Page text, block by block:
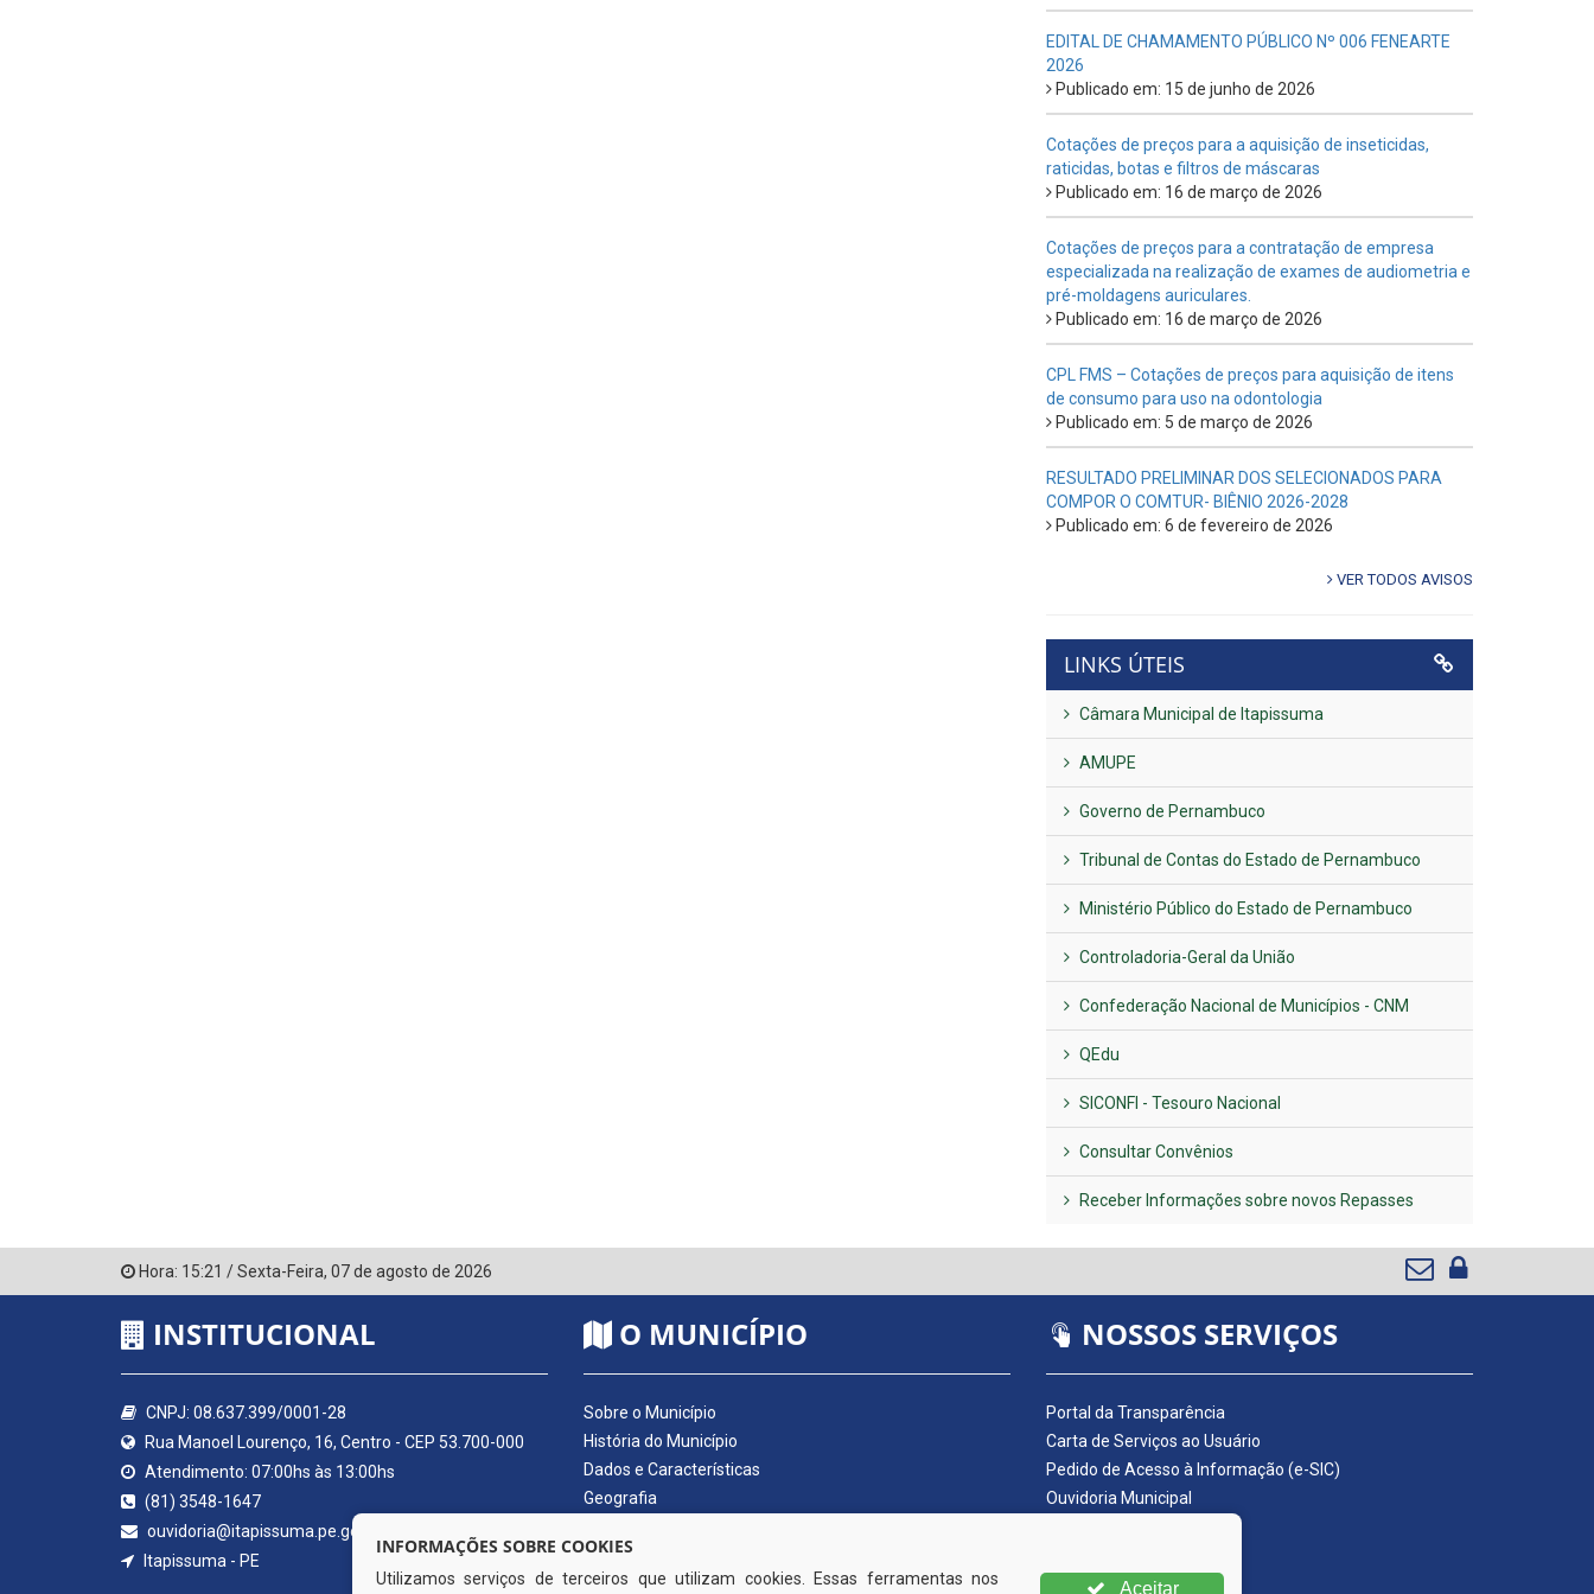
EDITAL DE CHAMAMENTO PÚBLICO Nº 006 FENEARTE
2026
Publicado em: 15 de junho de 2026
Cotações de preços para a aquisição de inseticidas,
raticidas, botas e filtros de máscaras
Publicado em: 16 de março de 2026
Cotações de preços para a contratação de empresa
especializada na realização de exames de audiometria e
pré-moldagens auriculares.
Publicado em: 16 de março de 2026
CPL FMS – Cotações de preços para aquisição de itens
de consumo para uso na odontologia
Publicado em: 5 de março de 2026
RESULTADO PRELIMINAR DOS SELECIONADOS PARA
COMPOR O COMTUR- BIÊNIO 2026-2028
Publicado em: 6 de fevereiro de 2026
VER TODOS AVISOS
LINKS ÚTEIS
Câmara Municipal de Itapissuma
AMUPE
Governo de Pernambuco
Tribunal de Contas do Estado de Pernambuco
Ministério Público do Estado de Pernambuco
Controladoria-Geral da União
Confederação Nacional de Municípios - CNM
QEdu
SICONFI - Tesouro Nacional
Consultar Convênios
Receber Informações sobre novos Repasses
Hora: 15:21 /Sexta-Feira, 07 de agosto de 2026
INSTITUCIONAL
CNPJ: 08.637.399/0001-28
Rua Manoel Lourenço, 16, Centro - CEP 53.700-000
Atendimento: 07:00hs às 13:00hs
(81) 3548-1647
ouvidoria@itapissuma.pe.gov.br
Itapissuma - PE
O MUNICÍPIO
Sobre o Município
História do Município
Dados e Características
Geografia
Símbolos do Município
Hino do Município
NOSSOS SERVIÇOS
Portal da Transparência
Carta de Serviços ao Usuário
Pedido de Acesso à Informação (e-SIC)
Ouvidoria Municipal
Nota Fiscal Eletrônica
INFORMAÇÕES SOBRE COOKIES
Utilizamos serviços de terceiros que utilizam cookies. Essas ferramentas nos
Aceitar